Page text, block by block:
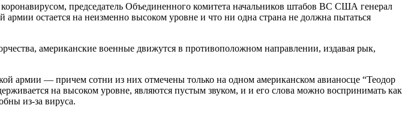
председатель Объединенного комитета начальников штабов ВС США генерал
остается на неизменно высоком уровне и что ни одна страна не должна пытаться
американские военные движутся в противоположном направлении, издавая рык,
армии — причем сотни из них отмечены только на одном американском авианосце “Теодор
на высоком уровне, являются пустым звуком, и и его слова можно воспринимать как
из-за вируса.